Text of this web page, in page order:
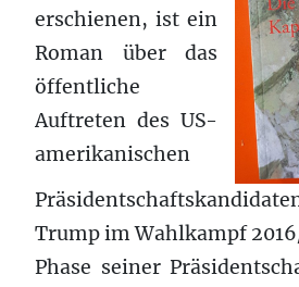
erschienen, ist ein
Roman über das
öffentliche
Auftreten des US-
amerikanischen
Trump im Wahlkampf
Phase seiner